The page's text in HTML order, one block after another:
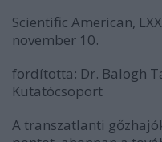
Scientific American,
november 10.
fordította: Dr. Balogh
Kutatócsoport
A transzatlanti